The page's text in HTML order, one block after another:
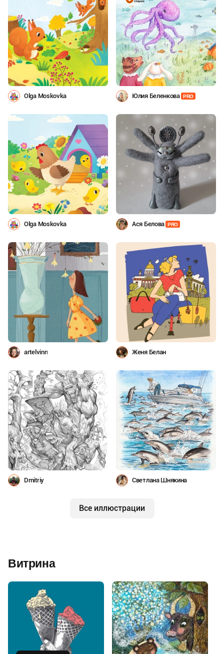
Olga Moskovka Юлия Беленкова PRO
Olga Moskovka Ася Белова PRO
artelvinn Женя Белан
Dmitriy Светлана Шнякина
Все иллюстрации
Витрина
Купить